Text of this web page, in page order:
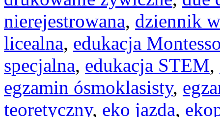
nierejestrowana, dziennik
licealna, edukacja
specjalna, edukacja STEM,
egzamin ósmoklasisty,
teoretyczny, eko jazda,